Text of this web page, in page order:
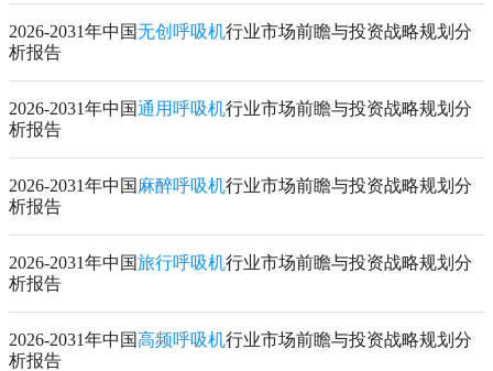
2026-2031年中国无创呼吸机行业市场前瞻与投资战略规划分
析报告
2026-2031年中国通用呼吸机行业市场前瞻与投资战略规划分
析报告
2026-2031年中国 麻醉呼吸机行业市场前瞻与投资战略规划分
析报告
2026-2031年中国旅行呼吸机行业市场前瞻与投资战略规划分
析报告
2026-2031年中国高频呼吸机行业市场前瞻与投资战略规划分
析报告